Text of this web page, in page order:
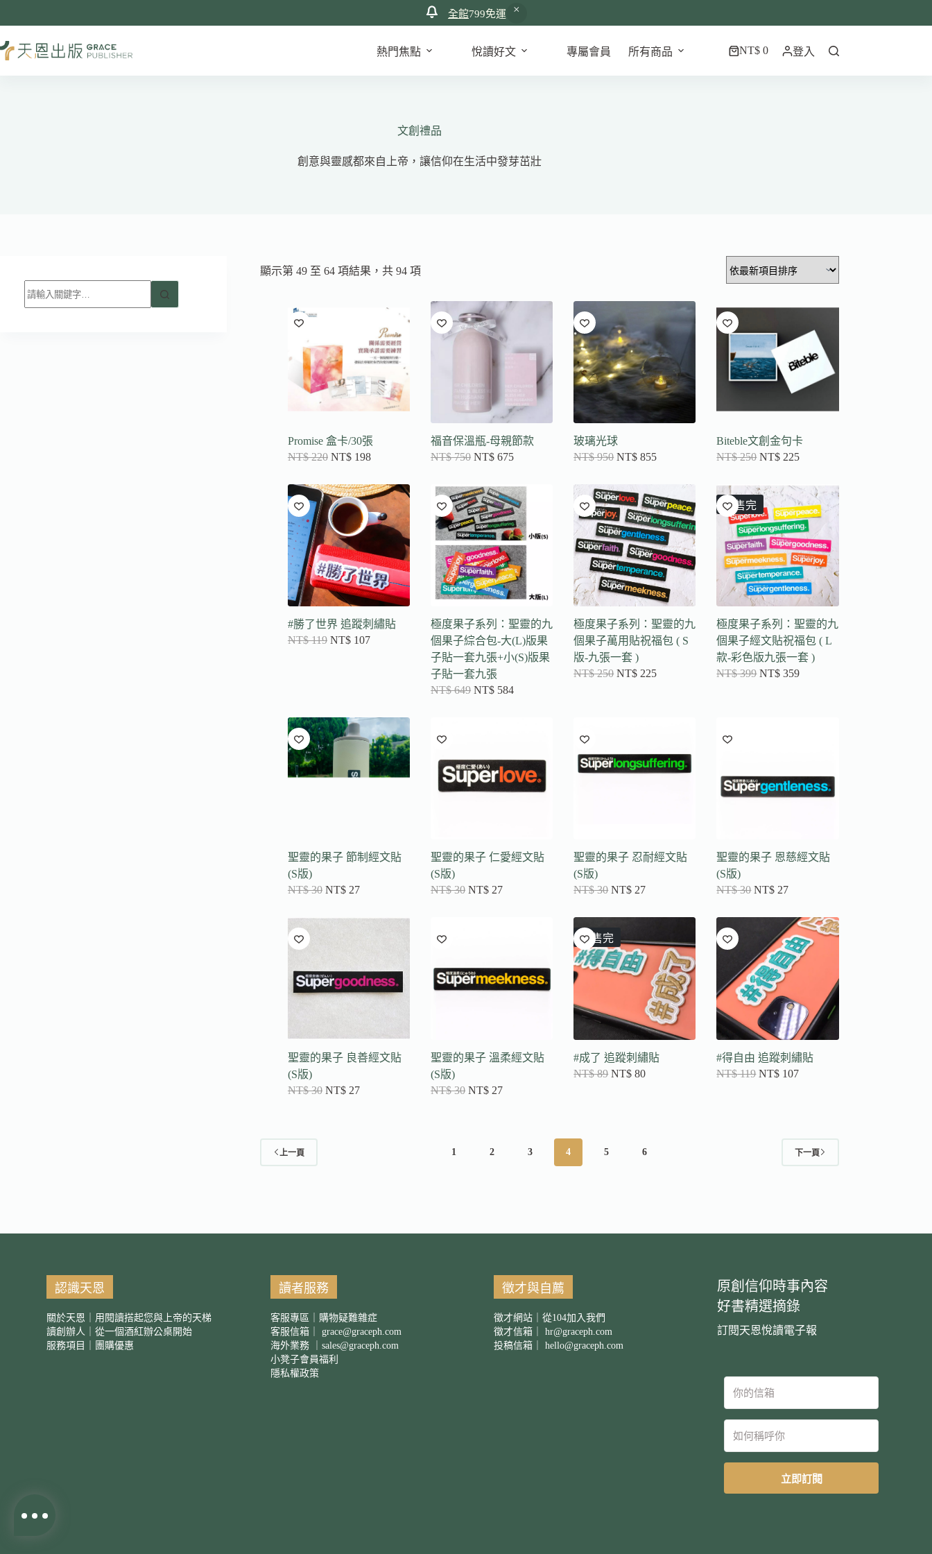
全館799免運
至
熱門焦點 悅讀好文 專屬會員 所有商品
購
NT$0 登入
文創禮品
創意與靈感都來自上帝，讓信仰在生活中發芽茁壯
顯示第 49 至 64 項結果，共 94 項依
新
項
Promise 盒卡/30張
NT$220 NT$198
福音保溫瓶-母親節款
NT$750 NT$ 675
玻璃光球
NT$950 NT$ 855
Biteble文創金句卡
NT$250 NT$ 225
#勝了世界 追蹤刺繡貼
NT$119 NT$107
極度果子系列：聖靈的九
個果子綜合包-大(L)版果
子貼一套九張+小(S)版果
子貼一套九張
NT$649 NT$ 584
極度果子系列：聖靈的九
個果子萬用貼祝福包 ( S
版-九張一套 )
NT$250 NT$ 225
已售完
極度果子系列：聖靈的九
個果子經文貼祝福包 ( L
款-彩色版九張一套 )
NT$399 NT$ 359
聖靈的果子 節制經文貼
(S版)
NT$30 NT$27
聖靈的果子 仁愛經文貼
(S版)
NT$30 NT$ 27
聖靈的果子 忍耐經文貼
(S版)
NT$30 NT$ 27
聖靈的果子 恩慈經文貼
(S版)
NT$30 NT$ 27
聖靈的果子 良善經文貼
(S版)
NT$30 NT$27
聖靈的果子 溫柔經文貼
(S版)
NT$30 NT$ 27
已售完
#成了 追蹤刺繡貼
NT$89 NT$ 80
#得自由 追蹤刺繡貼
NT$119 NT$ 107
上一頁 1 2 3 4 5 6 下一頁
找
不
認識天恩
關於天恩｜用閱讀搭起您與上帝的天梯
讀創辦人｜從一個酒紅辦公桌開始
服務項目｜團購優惠
讀者服務
客服專區｜購物疑難雜症
客服信箱｜ grace@graceph.com
海外業務 ｜ sales@graceph.com
小凳子會員福利
隱私權政策
徵才與自薦
徵才網站｜從104加入我們
徵才信箱｜ hr@graceph.com
投稿信箱｜ hello@graceph.com
原創信仰時事內容
好書精選摘錄
訂閱天恩悅讀電子報
立即訂閱